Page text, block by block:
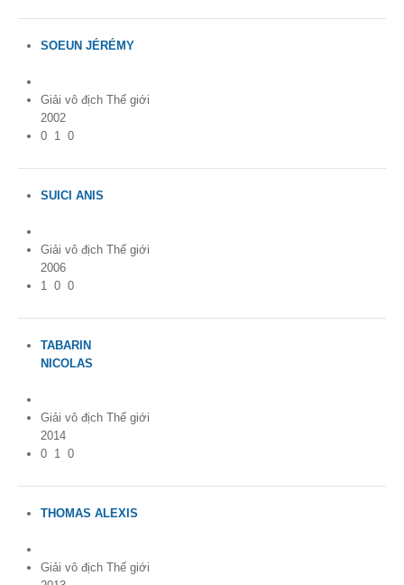
SOEUN JÉRÉMY
Giải vô địch Thế giới
2002
0 1 0
SUICI ANIS
Giải vô địch Thế giới
2006
1 0 0
TABARIN
NICOLAS
Giải vô địch Thế giới
2014
0 1 0
THOMAS ALEXIS
Giải vô địch Thế giới